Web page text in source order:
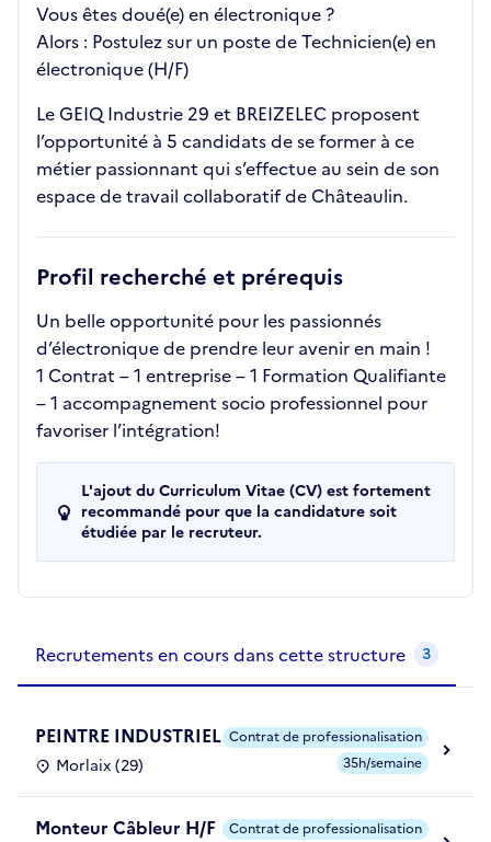
Vous êtes doué(e) en électronique ?
Alors : Postulez sur un poste de Technicien(e) en
électronique (H/F)
Le GEIQ Industrie 29 et BREIZELEC proposent
l’opportunité à 5 candidats de se former à ce
métier passionnant qui s’effectue au sein de son
espace de travail collaboratif de Châteaulin.
Profil recherché et prérequis
Un belle opportunité pour les passionnés
d’électronique de prendre leur avenir en main !
1 Contrat – 1 entreprise – 1 Formation Qualifiante
– 1 accompagnement socio professionnel pour
favoriser l’intégration!
L'ajout du Curriculum Vitae (CV) est fortement
recommandé pour que la candidature soit
étudiée par le recruteur.
Recrutements en cours dans cette structure 3
PEINTRE INDUSTRIEL
Morlaix (29)
Contrat de professionalisation
35h/semaine
Monteur Câbleur H/F
Contrat de professionalisation